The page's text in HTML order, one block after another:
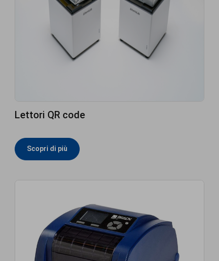
Lettori QR code
Scopri di più